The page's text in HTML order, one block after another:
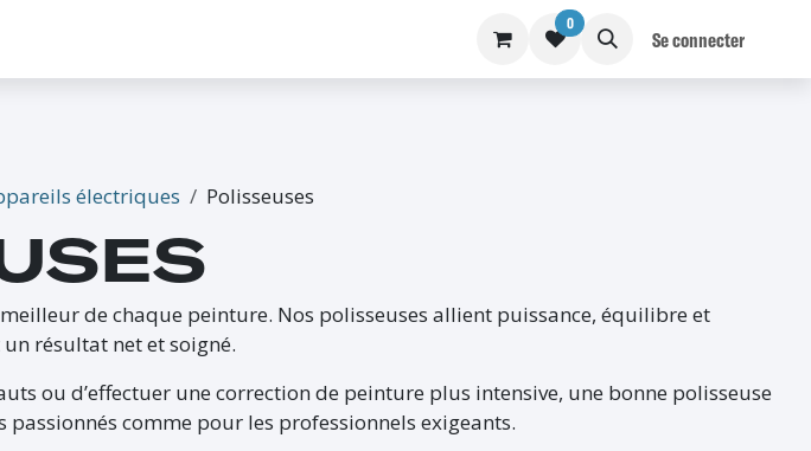
0
Se connecter
électriques Polisseuses
de chaque peinture. Nos polisseuses allient puissance, équilibre et
résultat net et soigné.
ou d’effectuer une correction de peinture plus intensive, une bonne polisseuse
comme pour les professionnels exigeants.